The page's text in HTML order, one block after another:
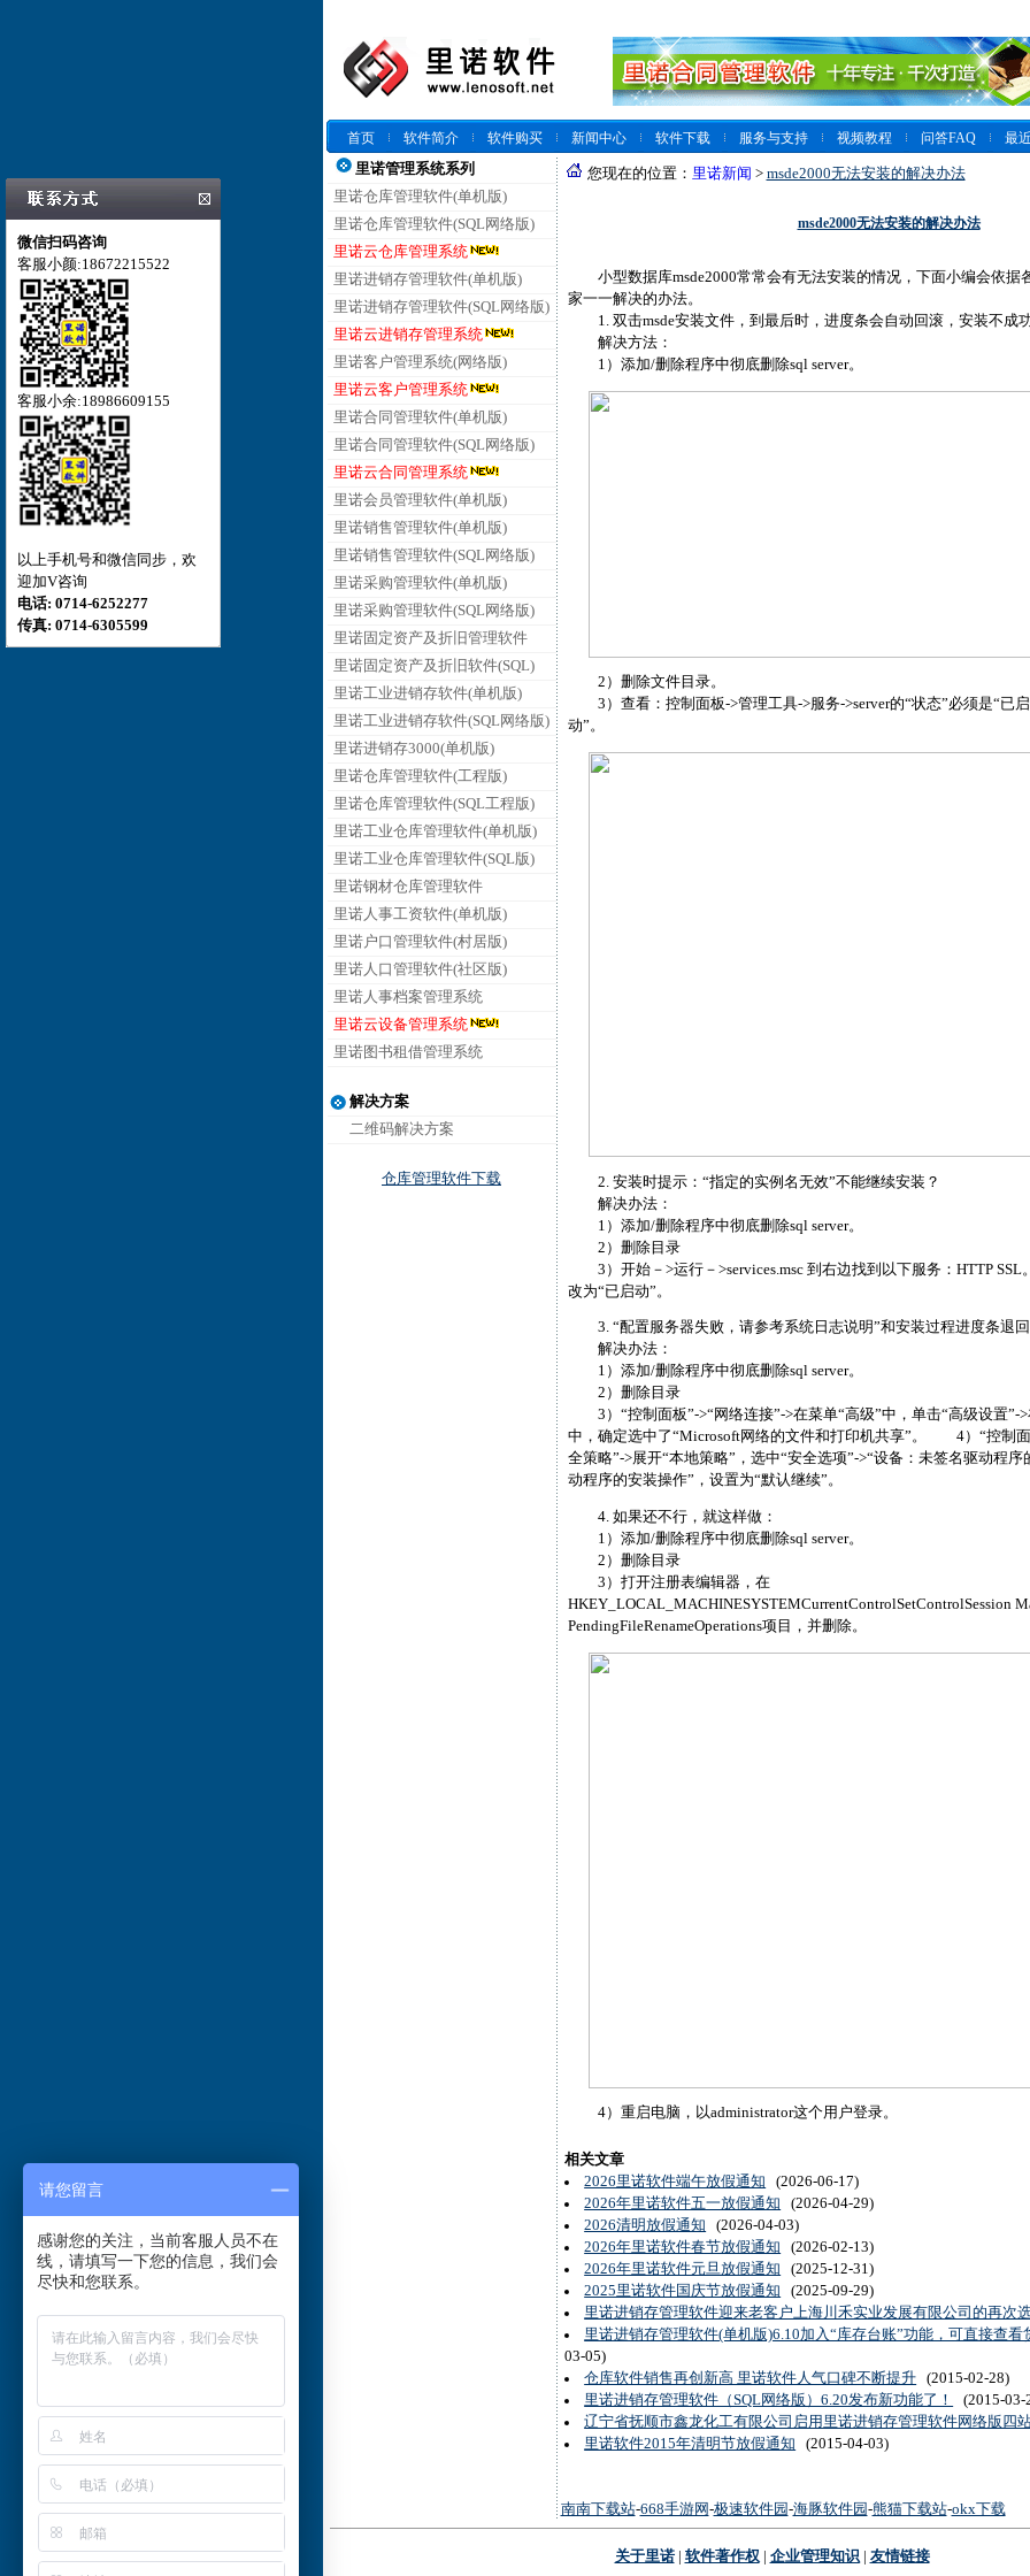
首页 软件简介 软件购买 新闻中心 软件下载 服务与支持 视频教程 问答FAQ
最
里诺管理系统系列
里诺仓库管理软件(单机版)
里诺仓库管理软件(SQL网络版)
里诺云仓库管理系统
里诺进销存管理软件(单机版)
里诺进销存管理软件(SQL网络版)
里诺云进销存管理系统
里诺客户管理系统(网络版)
里诺云客户管理系统
里诺合同管理软件(单机版)
里诺合同管理软件(SQL网络版)
里诺云合同管理系统
里诺会员管理软件(单机版)
里诺销售管理软件(单机版)
里诺销售管理软件(SQL网络版)
里诺采购管理软件(单机版)
里诺采购管理软件(SQL网络版)
里诺固定资产及折旧管理软件
里诺固定资产及折旧软件(SQL)
里诺工业进销存软件(单机版)
里诺工业进销存软件(SQL网络版)
里诺进销存3000(单机版)
里诺仓库管理软件(工程版)
里诺仓库管理软件(SQL工程版)
里诺工业仓库管理软件(单机版)
里诺工业仓库管理软件(SQL版)
里诺钢材仓库管理软件
里诺人事工资软件(单机版)
里诺户口管理软件(村居版)
里诺人口管理软件(社区版)
里诺人事档案管理系统
里诺云设备管理系统
里诺图书租借管理系统
解决方案
二维码解决方案
仓库管理软件下载
您现在的位置： 里诺新闻 > msde2000无法安装的解决办法
msde2000无法安装的解决办法
小型数据库msde2000常常会有无法安装的情况，下面小编会依据
家一一解决的办法。
1. 双击msde安装文件，到最后时，进度条会自动回滚，安装不成功
解决方法：
1）添加/删除程序中彻底删除sql server。
2）删除文件目录。
3）查看：控制面板->管理工具->服务->server的“状态”必须是“已启
动”。
2. 安装时提示：“指定的实例名无效”不能继续安装？
解决办法：
1）添加/删除程序中彻底删除sql server。
2）删除目录
3）开始－>运行－>services.msc 到右边找到以下服务：HTTP SSL
改为“已启动”。
3. “配置服务器失败，请参考系统日志说明”和安装过程进度条退回
解决办法：
1）添加/删除程序中彻底删除sql server。
2）删除目录
3）“控制面板”->“网络连接”->在菜单“高级”中，单击“高级设置”->
中，确定选中了“Microsoft网络的文件和打印机共享”。 4）“控制面
全策略”->展开“本地策略”，选中“安全选项”->“设备：未签名驱动程序
动程序的安装操作”，设置为“默认继续”。
4. 如果还不行，就这样做：
1）添加/删除程序中彻底删除sql server。
2）删除目录
3）打开注册表编辑器，在
HKEY_LOCAL_MACHINESYSTEMCurrentControlSetControlSession
PendingFileRenameOperations项目，并删除。
4）重启电脑，以administrator这个用户登录。
相关文章
2026里诺软件端午放假通知 (2026-06-17)
2026年里诺软件五一放假通知 (2026-04-29)
2026清明放假通知 (2026-04-03)
2026年里诺软件春节放假通知 (2026-02-13)
2026年里诺软件元旦放假通知 (2025-12-31)
2025里诺软件国庆节放假通知 (2025-09-29)
里诺进销存管理软件迎来老客户上海川禾实业发展有限公司的再次选
里诺进销存管理软件(单机版)6.10加入“库存台账”功能，可直接查看
03-05)
仓库软件销售再创新高 里诺软件人气口碑不断提升 (2015-02-28)
里诺进销存管理软件（SQL网络版）6.20发布新功能了！
(2015-03-
辽宁省抚顺市鑫龙化工有限公司启用里诺进销存管理软件网络版四
里诺软件2015年清明节放假通知 (2015-04-03)
南南下载站-668手游网 -极速软件园 -海豚软件园 -熊猫下载站-okx下载
关于里诺| 软件著作权| 企业管理知识| 友情链接
微信扫码咨询
客服小颜:18672215522
客服小余:18986609155
以上手机号和微信同步，欢
迎加V咨询
电话: 0714-6252277
传真: 0714-6305599
请您留言
感谢您的关注，当前客服人员不在
线，请填写一下您的信息，我们会
尽快和您联系。